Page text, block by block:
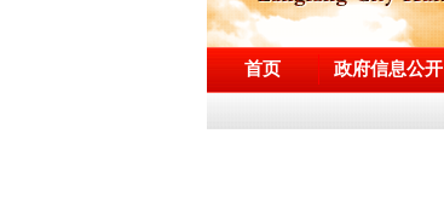
首页 政府信息公开